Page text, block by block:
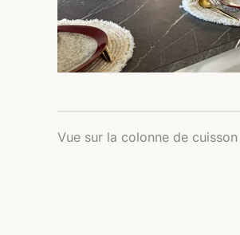
Vue sur la colonne de